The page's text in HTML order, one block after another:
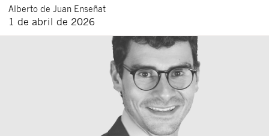
Alberto de Juan Enseñat
1 de abril de 2026